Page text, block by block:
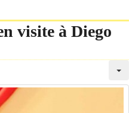
visite à Diego